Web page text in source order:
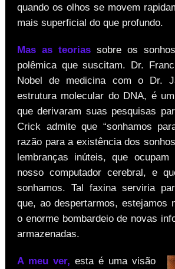
quando os olhos se movem
mais superficial do que profundo.
Mas as teoriassobre os
polêmica que suscitam. Dr.
Nobel de medicina com o Dr.
estrutura molecular do DNA, é
que derivaram suas pesquisas
Crick admite que “sonhamos
razão para a existência dos
lembranças inúteis, que ocupam
nosso computador cerebral, e
sonhamos. Tal faxina serviria
que, ao despertarmos, estejamos
o enorme bombardeio de novas
armazenadas.
A meu ver, esta é uma visão